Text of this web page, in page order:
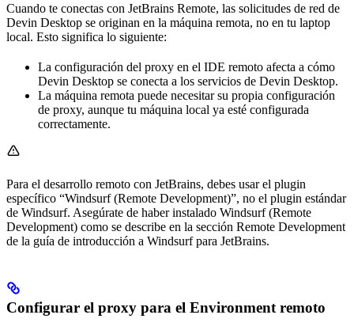
Cuando te conectas con JetBrains Remote, las solicitudes de red de
Devin Desktop se originan en la máquina remota, no en tu laptop
local. Esto significa lo siguiente:
La configuración del proxy en el IDE remoto afecta a cómo
Devin Desktop se conecta a los servicios de Devin Desktop.
La máquina remota puede necesitar su propia configuración
de proxy, aunque tu máquina local ya esté configurada
correctamente.
Para el desarrollo remoto con JetBrains, debes usar el plugin
específico “Windsurf (Remote Development)”, no el plugin estándar
de Windsurf. Asegúrate de haber instalado Windsurf (Remote
Development) como se describe en la sección Remote Development
de la guía de introducción a Windsurf para JetBrains.
Configurar el proxy para el Environment remoto